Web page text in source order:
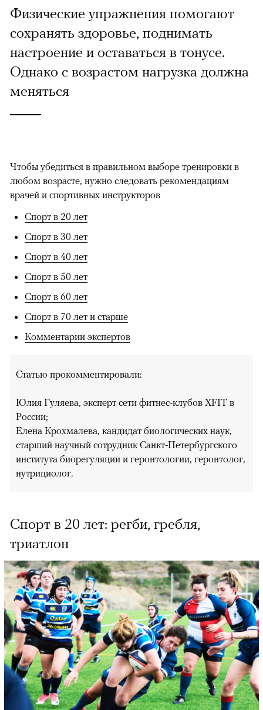
Физические упражнения помогают
сохранять здоровье, поднимать
настроение и оставаться в тонусе.
Однако с возрастом нагрузка должна
меняться
Чтобы убедиться в правильном выборе тренировки в
любом возрасте, нужно следовать рекомендациям
врачей и спортивных инструкторов
Спорт в 20 лет
Спорт в 30 лет
Спорт в 40 лет
Спорт в 50 лет
Спорт в 60 лет
Спорт в 70 лет и старше
Комментарии экспертов
Статью прокомментировали:
Юлия Гуляева, эксперт сети фитнес-клубов XFIT в
России;
Елена Крохмалева, кандидат биологических наук,
старший научный сотрудник Санкт-Петербургского
института биорегуляции и геронтологии, геронтолог,
нутрициолог.
Спорт в 20 лет: регби, гребля,
триатлон